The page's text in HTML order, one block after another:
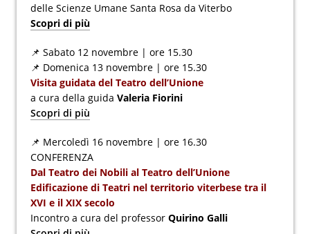
delle Scienze Umane Santa Rosa da Viterbo
Scopri di più
📌 Sabato 12 novembre | ore 15.30
📌 Domenica 13 novembre | ore 15.30
Visita guidata del Teatro dell’Unione
a cura della guida Valeria Fiorini
Scopri di più
📌 Mercoledì 16 novembre | ore 16.30
CONFERENZA
Dal Teatro dei Nobili al Teatro dell’Unione
Edificazione di Teatri nel territorio viterbese tra il
XVI e il XIX secolo
Incontro a cura del professor Quirino Galli